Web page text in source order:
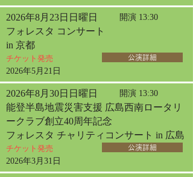
2026年8月23日日曜日 開演 13:30
フォレスタ コンサート
in 京都
チケット発売
2026年5月21日
公演詳細
2026年8月30日日曜日 開演 13:30
能登半島地震災害支援 広島西南ロータリ
ークラブ創立40周年記念
フォレスタ チャリティコンサート in 広島
チケット発売
2026年3月31日
公演詳細